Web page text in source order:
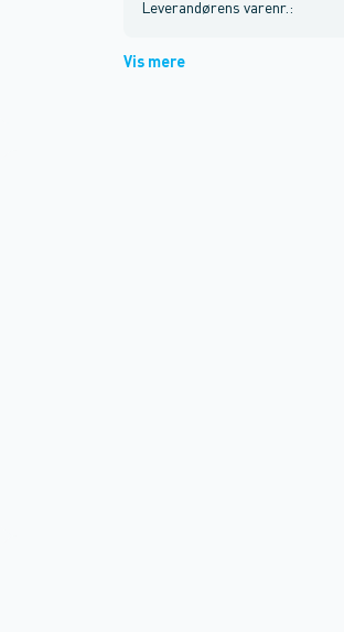
Leverandørens varenr. :
Vis mere